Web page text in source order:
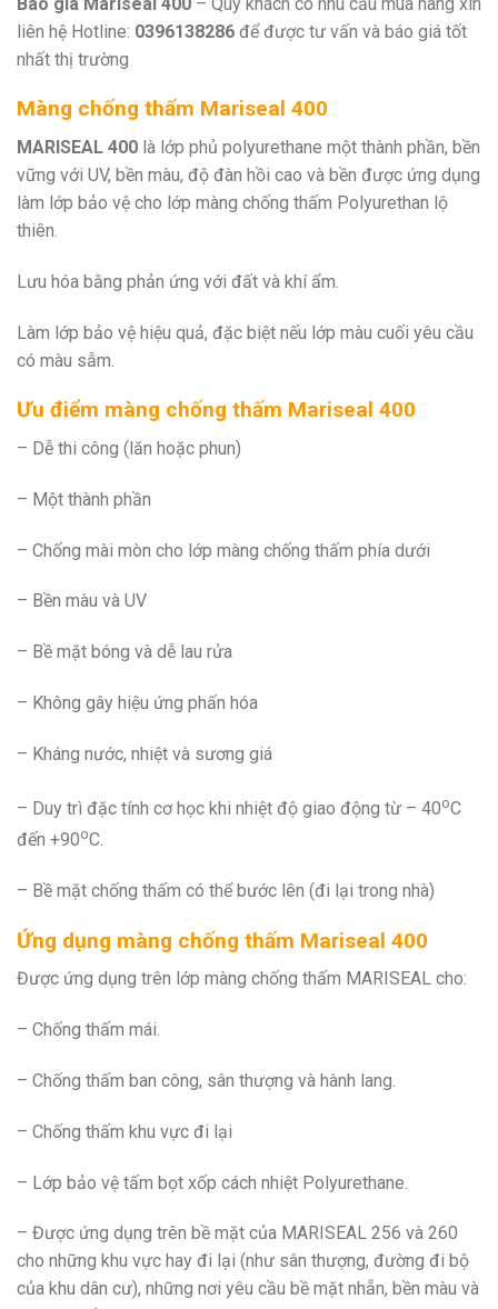
liên hệ Hotline: 0396138286 để được tư vấn và báo giá tốt
nhất thị trường
Màng chống thấm Mariseal 400
MARISEAL 400 là lớp phủ polyurethane một thành phần, bền
vững với UV, bền màu, độ đàn hồi cao và bền được ứng dụng
làm lớp bảo vệ cho lớp màng chống thấm Polyurethan lộ
thiên.
Lưu hóa bằng phản ứng với đất và khí ẩm.
Làm lớp bảo vệ hiệu quả, đặc biệt nếu lớp màu cuối yêu cầu
có màu sẫm.
Ưu điểm màng chống thấm Mariseal 400
– Dễ thi công (lăn hoặc phun)
– Một thành phần
– Chống mài mòn cho lớp màng chống thấm phía dưới
– Bền màu và UV
– Bề mặt bóng và dễ lau rửa
– Không gây hiệu ứng phấn hóa
– Kháng nước, nhiệt và sương giá
– Duy trì đặc tính cơ học khi nhiệt độ giao động từ – 40oC
đến +90oC.
– Bề mặt chống thấm có thể bước lên (đi lại trong nhà)
Ứng dụng màng chống thấm Mariseal 400
Được ứng dụng trên lớp màng chống thấm MARISEAL cho:
– Chống thấm mái.
– Chống thấm ban công, sân thượng và hành lang.
– Chống thấm khu vực đi lại
– Lớp bảo vệ tấm bọt xốp cách nhiệt Polyurethane.
– Được ứng dụng trên bề mặt của MARISEAL 256 và 260
cho những khu vực hay đi lại (như sân thượng, đường đi bộ
của khu dân cư), những nơi yêu cầu bề mặt nhẵn, bền màu và